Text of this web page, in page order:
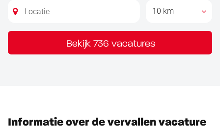
10 km
Bekijk 736 vacatures
Informatie over de vervallen vacature